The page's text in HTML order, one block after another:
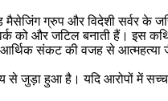
ग्रुप और विदेशी सर्वर के
को और जटिल बनाती हैं। इस
संकट की वजह से आत्महत्या
जुड़ा हुआ है। यदि आरोपों में